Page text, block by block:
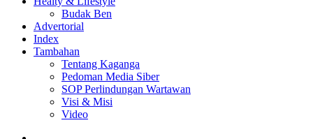
Budak Ben
Advertorial
Index
Tambahan
Tentang Kaganga
Pedoman Media Siber
SOP Perlindungan Wartawan
Visi & Misi
Video